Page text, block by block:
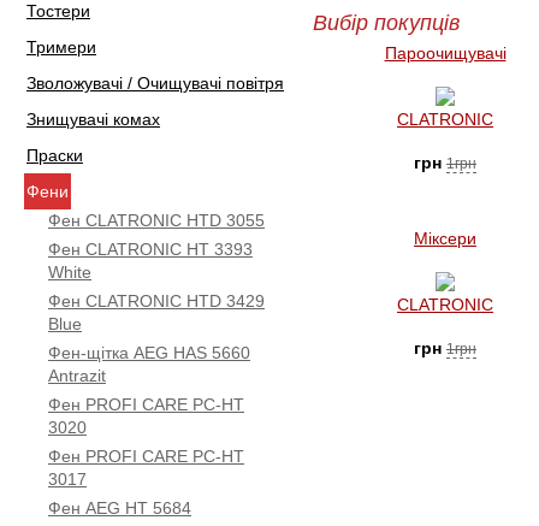
Тостери
Тримери
Зволожувачі / Очищувачі повітря
Знищувачі комах
Праски
Фени
Фен CLATRONIC HTD 3055
Фен CLATRONIC HT 3393
White
Фен CLATRONIC HTD 3429
Blue
Фен-щітка AEG HAS 5660
Antrazit
Фен PROFI CARE PC-HT
3020
Фен PROFI CARE PC-HT
3017
Фен AEG HT 5684
Вибір покупців
Пароочищувачі
CLATRONIC
грн 1грн
Міксери
CLATRONIC
грн 1грн